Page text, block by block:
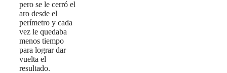
pero se le cerró el
aro desde el
perímetro y cada
vez le quedaba
menos tiempo
para lograr dar
vuelta el
resultado.